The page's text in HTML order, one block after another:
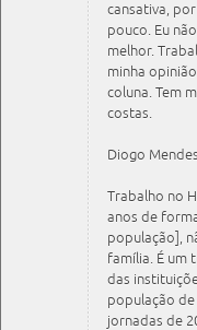
cansativa,
pouco. Eu
melhor.
minha
coluna. Tem
costas.
Diogo
Trabalho no
anos de
população],
família. É um
das
população
jornadas de